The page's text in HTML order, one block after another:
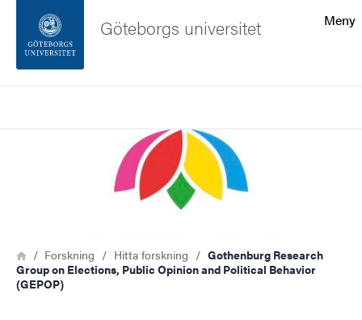
Sidfoten
Meny
Göteborgs universitet
Länkstig
HemForskning Hitta forskning
Gothenburg Research
Group on Elections, Public Opinion and Political Behavior
(GEPOP)